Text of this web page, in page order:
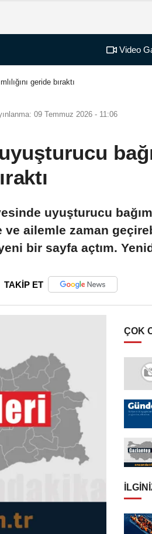
Video
geride bıraktı
09 Temmuz 2026 - 11:06
uyuşturucu
ve ailemle zaman
bir sayfa açtım.
TAKİP ET
ÇOK